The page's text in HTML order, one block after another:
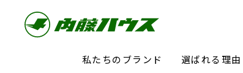
私たちのブランド 選ばれる理由